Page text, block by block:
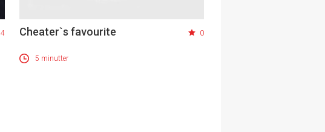
4 Cheater`s favourite 0
5 minutter